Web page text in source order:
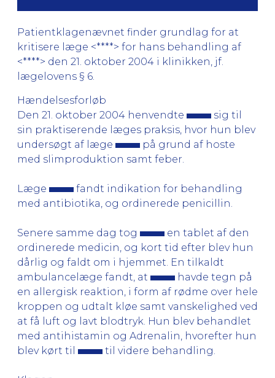
Patientklagenævnet finder grundlag for at
kritisere læge <****> for hans behandling af
<****> den 21. oktober 2004 i klinikken, jf.
lægelovens § 6.
Hændelsesforløb
Den 21. oktober 2004 henvendte
sig til
sin praktiserende læges praksis, hvor hun blev
undersøgt af læge
på grund af hoste
med slimproduktion samt feber.
Læge
fandt indikation for behandling
med antibiotika, og ordinerede penicillin.
Senere samme dag tog
en tablet af den
ordinerede medicin, og kort tid efter blev hun
dårlig og faldt om i hjemmet. En tilkaldt
ambulancelæge fandt, at
havde tegn på
en allergisk reaktion, i form af rødme over hele
kroppen og udtalt kløe samt vanskelighed ved
at få luft og lavt blodtryk. Hun blev behandlet
med antihistamin og Adrenalin, hvorefter hun
blev kørt til
til videre behandling.